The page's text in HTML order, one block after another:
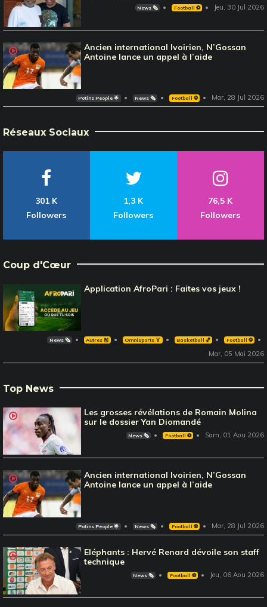
News 🗞️ Football ⚽️ Jeu, 30 Jul 2026
Ancien international Ivoirien, N’Gossan
Antoine lance un appel à l’aide
Potins People 🌟 News 🗞️ Football ⚽️ Mar, 28 Jul 2026
Réseaux Sociaux
301 K
Followers
1,3 K
Followers
76,5 K
Followers
Coup d'Cœur
Application AfroPari : Faites vos jeux !
News 🗞️ Autres 🎽 Omnisports 🏅 Basketball 🏀 Football ⚽️
Mar, 05 Mai 2026
Top News
Les grosses révélations de Romain Molina
sur le dossier Yan Diomandé
News 🗞️ Football ⚽️ Sam, 01 Aou 2026
Ancien international Ivoirien, N’Gossan
Antoine lance un appel à l’aide
Potins People 🌟 News 🗞️ Football ⚽️ Mar, 28 Jul 2026
Eléphants : Hervé Renard dévoile son staff
technique
News 🗞️ Football ⚽️ Jeu, 06 Aou 2026